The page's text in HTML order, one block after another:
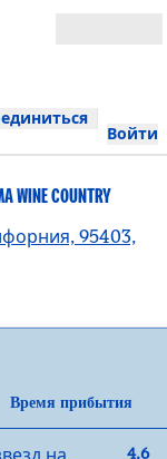
Войти
WINE COUNTRY
95403,
Время прибытия
4,6